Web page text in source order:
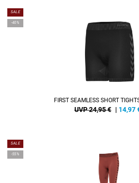
SALE
-40%
FIRST SEAMLESS SHORT
UVP 24,95 € | 14,97
SALE
-55%